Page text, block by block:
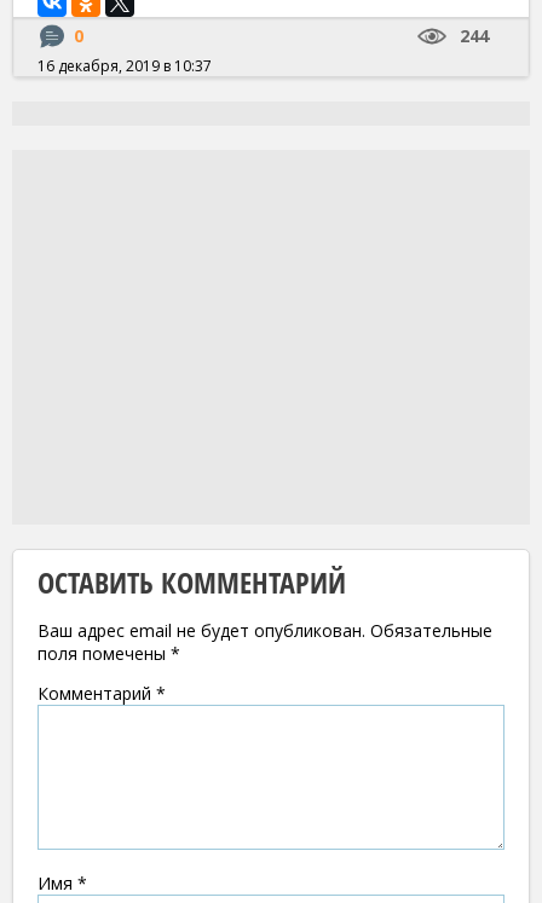
0 244
16 декабря, 2019 в 10:37
ОСТАВИТЬ КОММЕНТАРИЙ
Ваш адрес email не будет опубликован. Обязательные
поля помечены *
Комментарий *
Имя *